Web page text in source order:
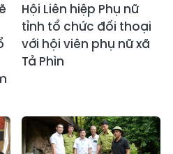
Hội Liên hiệp Phụ nữ
tỉnh tổ chức đối thoại
với hội viên phụ nữ xã
Tả Phìn